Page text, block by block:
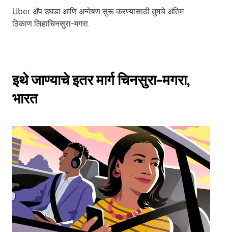
Uber अ‍ॅप उघडा आणि अन्वेषण सुरू करण्यासाठी तुमचे अंतिम
ठिकाण लिहाचिनसुरा-मगरा.
इथे जाण्याचे इतर मार्ग चिनसुरा-मगरा,
भारत